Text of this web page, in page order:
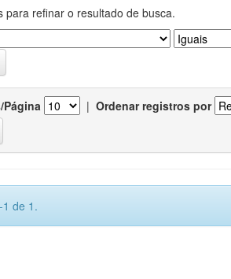
para refinar o resultado de busca.
Página | Ordenar registros por
de 1.